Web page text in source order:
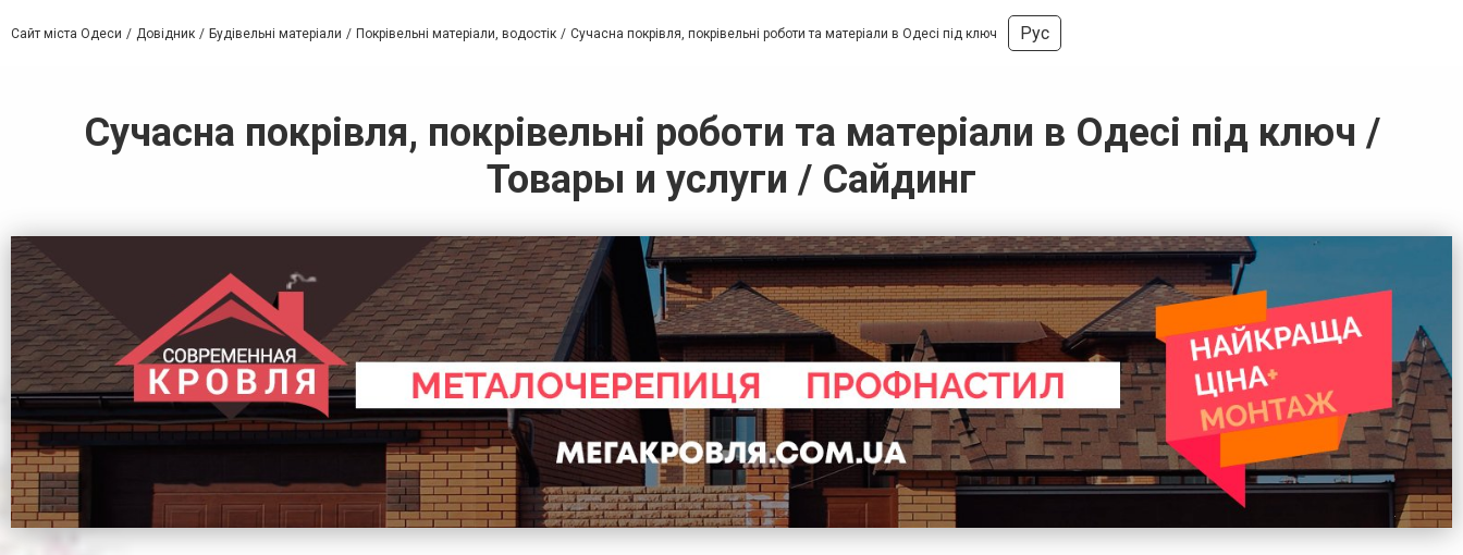
Сайт міста Одеси Довідник Будівельні матеріали Покрівельні матеріали, водостік Сучасна покрівля, покрівельні роботи та матеріали в Одесі під ключ Рус
Сучасна покрівля, покрівельні роботи та матеріали в Одесі під ключ /
Товары и услуги / Сайдинг